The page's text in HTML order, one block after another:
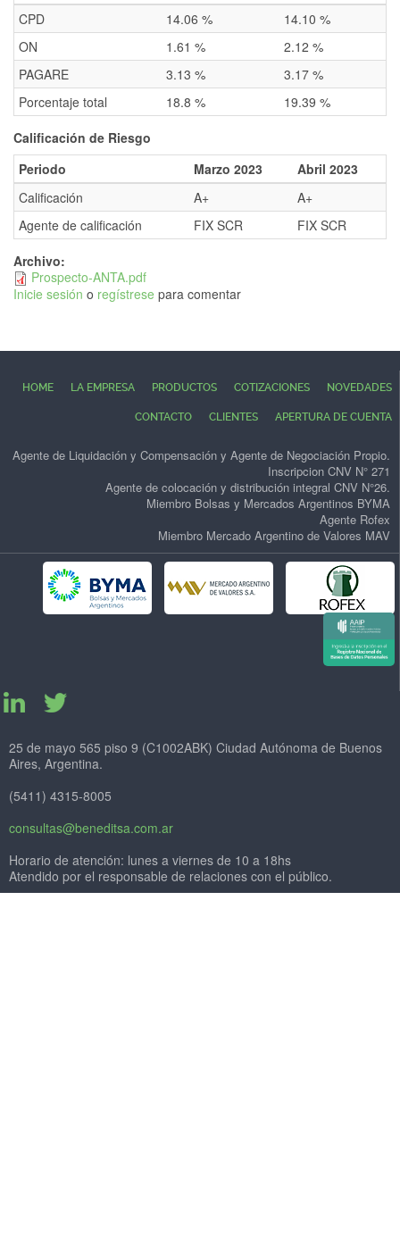
CPD
14.06 %
14.10 %
ON
1.61 %
2.12 %
PAGARE
3.13 %
3.17 %
Porcentaje total
18.8 %
19.39 %
Calificación de Riesgo
Periodo
Marzo 2023
Abril 2023
Calificación
A+
A+
Agente de calificación
FIX SCR
FIX SCR
Archivo:
Prospecto-ANTA.pdf
Inicie sesión o regístrese para comentar
HOME LA EMPRESA PRODUCTOS COTIZACIONES NOVEDADES
CONTACTO CLIENTES APERTURA DE CUENTA
Agente de Liquidación y Compensación y Agente de Negociación Propio.
Inscripcion CNV N° 271
Agente de colocación y distribución integral CNV N°26.
Miembro Bolsas y Mercados Argentinos BYMA
Agente Rofex
Miembro Mercado Argentino de Valores MAV
25 de mayo 565 piso 9 (C1002ABK) Ciudad Autónoma de Buenos
Aires, Argentina.
(5411) 4315-8005
consultas@beneditsa.com.ar
Horario de atención: lunes a viernes de 10 a 18hs
Atendido por el responsable de relaciones con el público.